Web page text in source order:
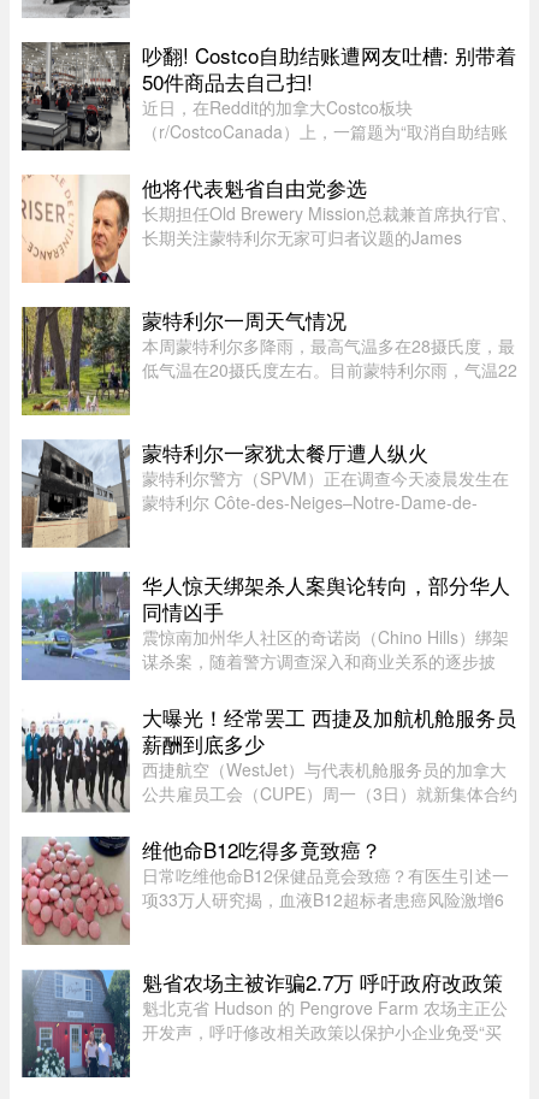
今年死亡人数明显下降。统计显 ...
吵翻! Costco自助结账遭网友吐槽: 别带着
50件商品去自己扫!
近日，在Reddit的加拿大Costco板块
（r/CostcoCanada）上，一篇题为“取消自助结账
百名网友的激烈讨论。这场争论不仅揭示了Costco
近期在结账系统上的悄然转变，也暴露 ...
他将代表魁省自由党参选
长期担任Old Brewery Mission总裁兼首席执行官、
长期关注蒙特利尔无家可归者议题的James
Charles Milliard预计将于今天周四下午 ...
蒙特利尔一周天气情况
本周蒙特利尔多降雨，最高气温多在28摄氏度，最
低气温在20摄氏度左右。目前蒙特利尔雨，气温22
尔空气质量优，紫外线指数 ...
蒙特利尔一家犹太餐厅遭人纵火
蒙特利尔警方（SPVM）正在调查今天凌晨发生在
蒙特利尔 Côte-des-Neiges–Notre-Dame-de-
正式启动刑事调查。蒙特利尔警 ...
华人惊天绑架杀人案舆论转向，部分华人
同情凶手
震惊南加州华人社区的奇诺岗（Chino Hills）绑架
谋杀案，随着警方调查深入和商业关系的逐步披
中的舆论风向开始出现微妙变化。部分华人社区成
员开始对已遭警方击毙的 ...
大曝光！经常罢工 西捷及加航机舱服务员
薪酬到底多少
西捷航空（WestJet）与代表机舱服务员的加拿大
公共雇员工会（CUPE）周一（3日）就新集体合约
西捷航空周一在官网公布的薪酬资料，该公司机舱
服务员薪酬为每个「薪酬工时 ...
维他命B12吃得多竟致癌？
日常吃维他命B12保健品竟会致癌？有医生引述一
项33万人研究揭，血液B12超标者患癌风险激增6
科医生陈欣湄在Facebook专页发文 ...
魁省农场主被诈骗2.7万 呼吁政府改政策
魁北克省 Hudson 的 Pengrove Farm 农场主正公
开发声，呼吁修改相关政策以保护小企业免受“买